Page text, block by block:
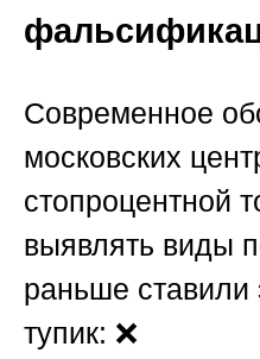
Современное
московских
стопроцентной
выявлять виды
раньше ставили
тупик: ❌